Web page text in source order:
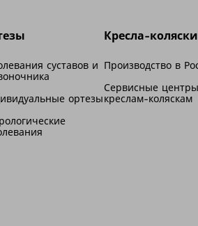
суставов и
ортезы
Кресла-коляски
Производство в
Сервисные
креслам-коляскам